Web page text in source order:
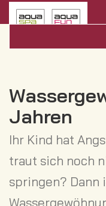
Jahren
Ihr Kind hat
traut sich noch
springen? Dann